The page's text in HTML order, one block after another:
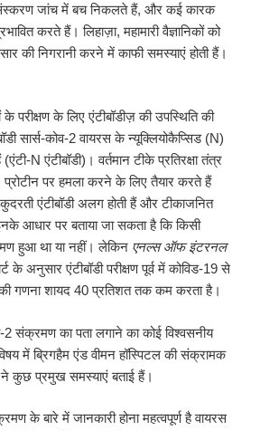
जांच में बच निकलते हैं, और कई कारक
करते हैं। लिहाज़ा, महामारी वैज्ञानिकों को
की निगरानी करने में काफी समस्याएं होती हैं।
परीक्षण के लिए एंटीबॉडीज़ की उपस्थिति की
सार्स-कोव-2 वायरस के न्यूक्लियोकैप्सिड (N)
N एंटीबॉडी)। वर्तमान टीके प्रतिरक्षा तंत्र
पर हमला करने के लिए तैयार करते हैं
कुदरती एंटीबॉडी अलग होती हैं और टीकाजनित
आधार पर बताया जा सकता है कि किसी
हुआ था या नहीं। लेकिन एनल्स ऑफ इंटरनल
के अनुसार एंटीबॉडी परीक्षण पूर्व में कोविड-19 से
गणना शायद 40 प्रतिशत तक कम करता है।
2 संक्रमण का पता लगाने का कोई विश्वसनीय
में ब्रिगहैम एंड वीमन हॉस्पिटल की संक्रामक
ने कुछ प्रमुख समस्याएं बताई हैं।
के बारे में जानकारी होना महत्वपूर्ण है वायरस